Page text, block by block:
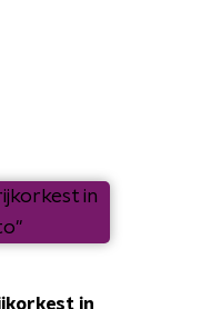
in